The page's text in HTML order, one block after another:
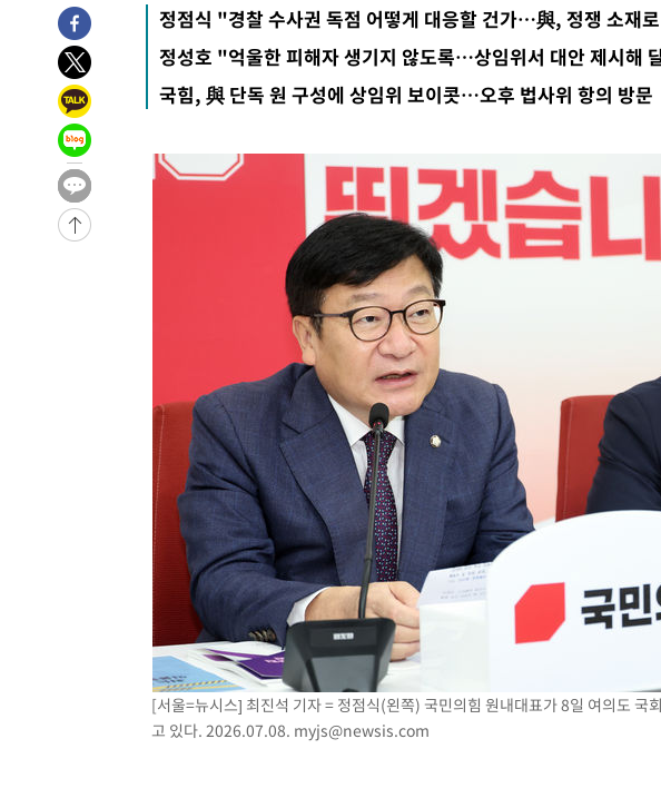
-18098초 전 >
[속보]합참 "北 발사체는 단거리탄도미사일…감시·경계태세 강
-17846초 전 >
日방위성, 北이 동해로 쏜 발사체는 탄도미사일 가능성
-16276초 전 >
-15682초 전 >
[속보]합참 "북, 동해상으로 미상 발사체 발사"
-15078초 전 >
-15037초 전 >
[속보]7~9일 프로야구 3연전도 폭염 취소…11일 재개
-14699초 전 >
"韓 외환시장 개입 관측 배경엔 美의 대한국 무역적자 있어"
-14526초 전 >
'월드컵 탈락 후폭풍' 축구협회…초유의 압수수색에 '충격·당황'
서울 낮 37.9도, 올여름 최고치 경신…영등포 순간 '40도'
[속보]종합특검, 대검 추가 압수수색…내란 중요임무종사 혐의
[속보]코스닥, 800p 회복…0.26% 오른 801.67 마감
[속보]코스피, 301.88포인트(4.58%) 내린 6296.38 마감
[속보]원·달러 환율, 0.7원 내린 1423.8원 마감
"여기 떨어졌다"…다누리, 스페이스X 로켓 달 충돌 흔적 포착
손흥민, 5경기 연속골 실패…LAFC는 승부차기 끝 과달라하라 격파
내일까지 39도 '펄펄'…기상청 "태풍 지나며 폭염 잠시 꺾인다"
트럼프, 한국계 진보 주지사 후보 맹공…"공산주의가 최대 위협"
"美간섭에 합의 지연"…트럼프, '이란 호르무즈 통제권' 수용할까
[속보]산업장관 "李정부, 원전 반대 안해…안정 전력 위해 불가피"
[속보]경찰, '홍명보 선임 논란' 대한축구협회·축구회관 등 압수수색
정점식 "경찰 수사권 독점 어떻게 대응할 건가…與, 정쟁 소재
정성호 "억울한 피해자 생기지 않도록…상임위서 대안 제시해
국힘, 與 단독 원 구성에 상임위 보이콧…오후 법사위 항의 방문
[서울=뉴시스] 최진석 기자 = 정점식(왼쪽) 국민의힘 원내대표가 8일 여의도 국
고 있다. 2026.07.08. myjs@newsis.com